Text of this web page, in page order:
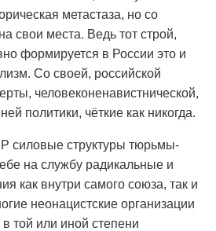
метастаза, но со
свои места. Ведь тот строй,
формируется в России это и
Со своей, российской
человеконенавистнической,
политики, чёткие как никогда.
силовые структуры тюрьмы-
на службу радикальные и
как внутри самого союза, так и
неонацистские организации
той или иной степени